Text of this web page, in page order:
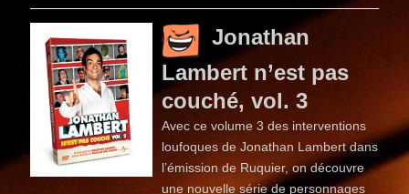
Jonathan
Lambert n’est pas
couché, vol. 3
Avec ce volume 3 des interventions
loufoques de Jonathan Lambert dans
l’émission de Ruquier, on découvre
une nouvelle série de personnages